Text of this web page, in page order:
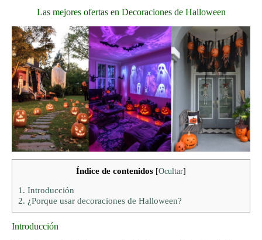
Las mejores ofertas en Decoraciones de Halloween
Índice de contenidos [Ocultar]
1. Introducción
2. ¿Porque usar decoraciones de Halloween?
Introducción